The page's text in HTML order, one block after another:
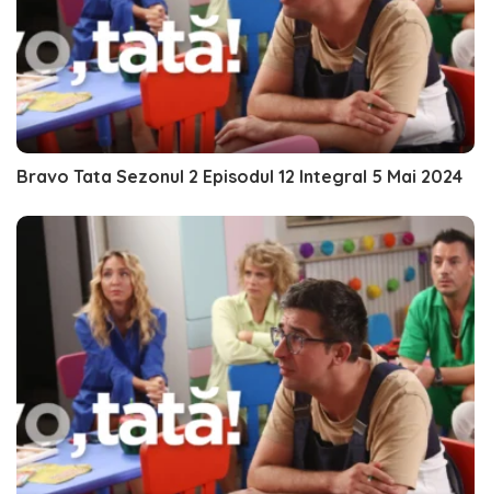
Bravo Tata Sezonul 2 Episodul 12 Integral 5 Mai 2024